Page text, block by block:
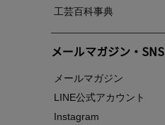
工芸百科事典
メールマガジン・SNS
メールマガジン
LINE公式アカウント
Instagram